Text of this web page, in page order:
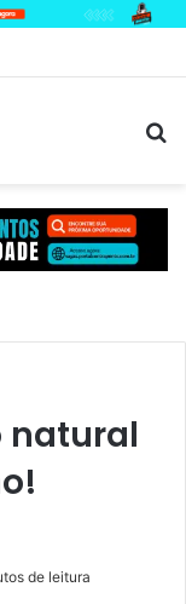
natural
de leitura